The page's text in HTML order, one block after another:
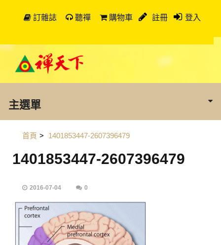
訂雜誌 聽禪 購物車 註冊 登入
主選單
首頁 > 1401853447-2607396479
1401853447-2607396479
2016-07-04 0